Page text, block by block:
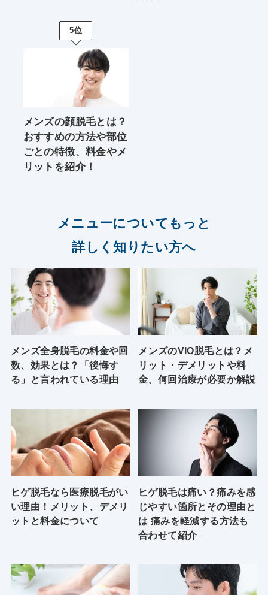
5位
メンズの顔脱毛とは？
おすすめの方法や部位
ごとの特徴、料金やメ
リットを紹介！
メニューについてもっと
詳しく知りたい方へ
メンズ全身脱毛の料金や回
数、効果とは？「後悔す
る」と言われている理由
メンズのVIO脱毛とは？メ
リット・デメリットや料
金、何回治療が必要か解説
ヒゲ脱毛なら医療脱毛がい
い理由！メリット、デメリ
ットと料金について
ヒゲ脱毛は痛い？痛みを感
じやすい箇所とその理由と
は 痛みを軽減する方法も
合わせて紹介